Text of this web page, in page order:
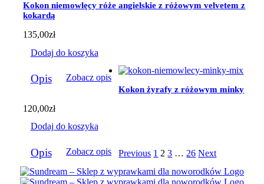
Kokon niemowlęcy róże angielskie z różowym velvetem z
kokardą
135,00zł
Dodaj do koszyka
Opis Zobacz opis
Kokon żyrafy z różowym minky
120,00zł
Dodaj do koszyka
Opis Zobacz opis Previous 1 2 3 … 26 Next